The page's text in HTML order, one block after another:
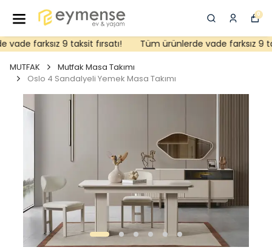
0
farksız 9 taksit fırsatı! Tüm ürünlerde vade farksız 9
MUTFAK
Mutfak Masa Takımı
Oslo 4 Sandalyeli Yemek Masa Takımı